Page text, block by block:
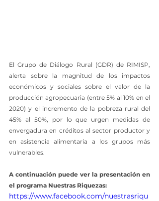
El Grupo de Diálogo Rural (GDR) de RIMISP,
alerta sobre la magnitud de los impactos
económicos y sociales sobre el valor de la
producción agropecuaria (entre 5% al 10% en el
2020) y el incremento de la pobreza rural del
45% al 50%, por lo que urgen medidas de
envergadura en créditos al sector productor y
en asistencia alimentaria a los grupos más
vulnerables.
A continuación puede ver la presentación en
el programa Nuestras Riquezas:
https://www.facebook.com/nuestrasriqu